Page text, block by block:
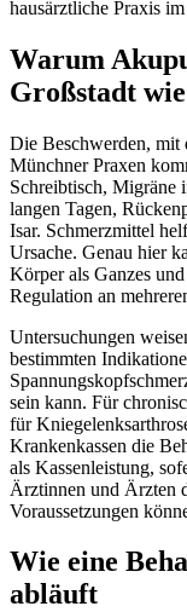
hausärztliche Praxis
Warum
Großstadt
Die Beschwerden, mit
Münchner Praxen
Schreibtisch, Migräne
langen Tagen,
Isar. Schmerzmittel
Ursache. Genau hier
Körper als Ganzes
Regulation an
Untersuchungen
bestimmten
sein kann. Für
für
Krankenkassen die
als Kassenleistung,
Ärztinnen und Ärzten
Voraussetzungen
Wie eine
abläuft